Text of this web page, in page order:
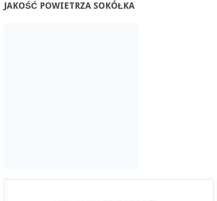
JAKOŚĆPOWIETRZA SOKÓŁKA